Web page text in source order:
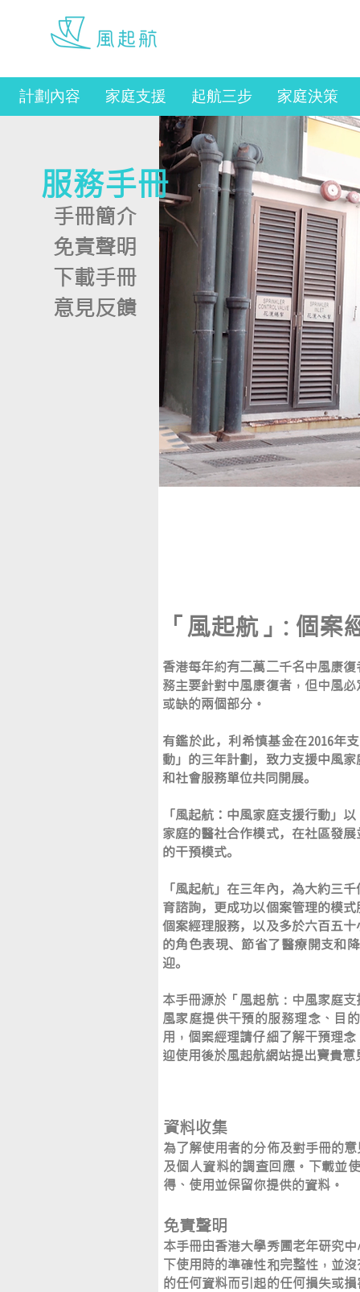
Reserved.
計劃內容 家庭支援 起航三步 家庭決策
服務手冊
手冊簡介
​免責聲明
下載手冊
意見反饋
「風起航」: 個
香港每年約有二萬二千名中風康
務主要針對中風康復者，但中風
或缺的兩個部分。
有鑑於此，利希慎基金在2016年
動」的三年計劃，致力支援中風
和社會服務單位共同開展。
「風起航：中風家庭支援行動」
家庭的醫社合作模式，在社區發
的干預模式。
「風起航」在三年內，為大約三
育諮詢，更成功以個案管理的模
個案經理服務，以及多於六百五
的角色表現、節省了醫療開支和
迎。
本手冊源於「風起航：中風家庭
風家庭提供干預的服務理念、目
用，個案經理請仔細了解干預理
迎使用後於風起航網站提出寶貴
資料收集
為了解使用者的分佈及對手冊的
及個人資料的調查回應。下載並
得、使用並保留你提供的資料。
免責聲明
本手冊由香港大學秀圃老年研究
下使用時的準確性和完整性，並
的任何資料而引起的任何損失或